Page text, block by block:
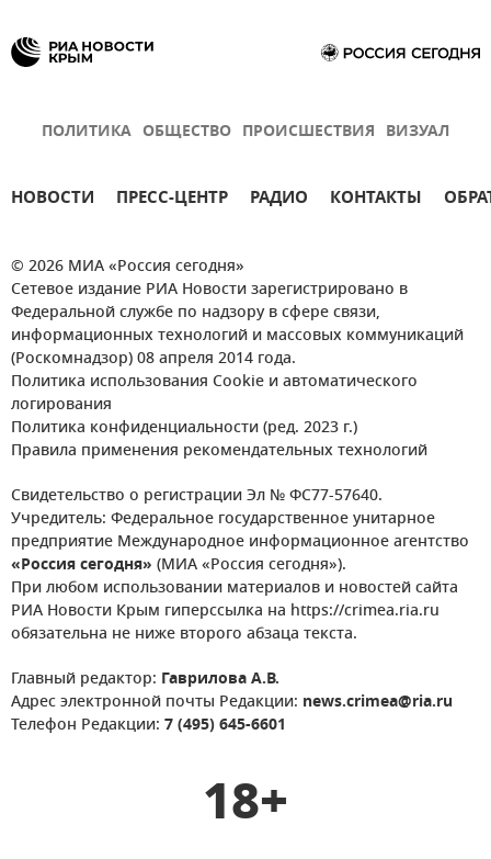
ПОЛИТИКА ОБЩЕСТВО ПРОИСШЕСТВИЯ ВИЗУАЛ
НОВОСТИ ПРЕСС-ЦЕНТР РАДИО КОНТАКТЫ
© 2026 МИА «Россия сегодня»
Сетевое издание РИА Новости зарегистрировано в
Федеральной службе по надзору в сфере связи,
информационных технологий и массовых коммуникаций
(Роскомнадзор) 08 апреля 2014 года.
Политика использования Cookie и автоматического
логирования
Политика конфиденциальности (ред. 2023 г.)
Правила применения рекомендательных технологий
Свидетельство о регистрации Эл № ФС77-57640.
Учредитель: Федеральное государственное унитарное
предприятие Международное информационное агентство
«Россия сегодня» (МИА «Россия сегодня»).
При любом использовании материалов и новостей сайта
РИА Новости Крым гиперссылка на https://crimea.ria.ru
обязательна не ниже второго абзаца текста.
Главный редактор: Гаврилова А.В.
Адрес электронной почты Редакции: news.crimea@ria.ru
Телефон Редакции: 7 (495) 645-6601
18+